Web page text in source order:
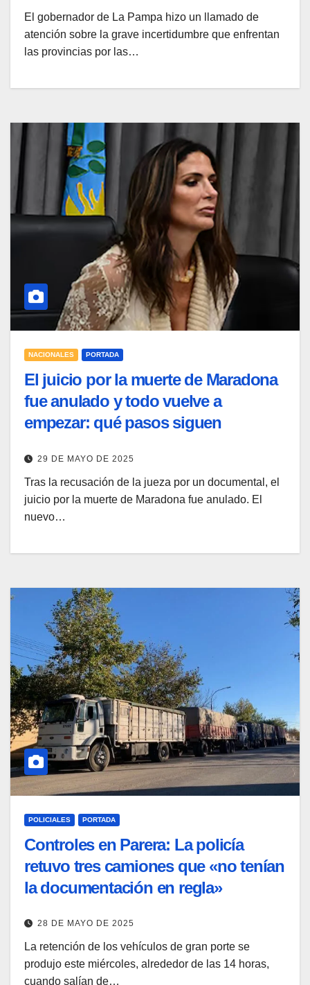
El gobernador de La Pampa hizo un llamado de
atención sobre la grave incertidumbre que enfrentan
las provincias por las…
NACIONALES PORTADA
El juicio por la muerte de Maradona
fue anulado y todo vuelve a
empezar: qué pasos siguen
29 DE MAYO DE 2025
Tras la recusación de la jueza por un documental, el
juicio por la muerte de Maradona fue anulado. El
nuevo…
POLICIALES PORTADA
Controles en Parera: La policía
retuvo tres camiones que «no tenían
la documentación en regla»
28 DE MAYO DE 2025
La retención de los vehículos de gran porte se
produjo este miércoles, alrededor de las 14 horas,
cuando salían de…